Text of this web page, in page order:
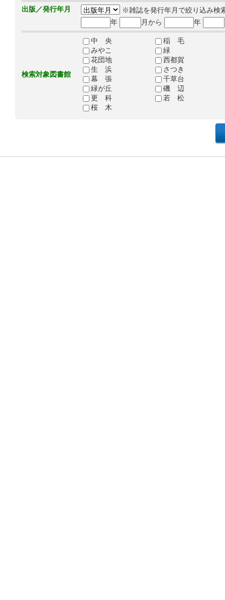
出版／発行年月
※雑誌を発行年月で絞り込み検
年
月から 年
検索対象図書館
中 央
稲 毛
みやこ
緑
花団地
西都賀
生 浜
さつき
幕 張
千草台
緑が丘
磯 辺
更 科
若 松
桜 木